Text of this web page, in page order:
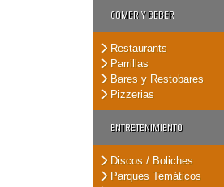
COMER Y BEBER
Restaurants
Parrillas
Bares y Restobares
Pizzerias
ENTRETENIMIENTO
Discos / Boliches
Parques Temáticos